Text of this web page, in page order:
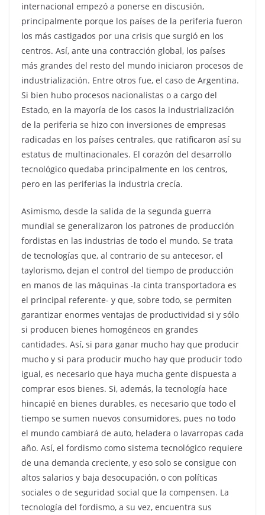
internacional empezó a ponerse en discusión,
principalmente porque los países de la periferia fueron
los más castigados por una crisis que surgió en los
centros. Así, ante una contracción global, los países
más grandes del resto del mundo iniciaron procesos de
industrialización. Entre otros fue, el caso de Argentina.
Si bien hubo procesos nacionalistas o a cargo del
Estado, en la mayoría de los casos la industrialización
de la periferia se hizo con inversiones de empresas
radicadas en los países centrales, que ratificaron así su
estatus de multinacionales. El corazón del desarrollo
tecnológico quedaba principalmente en los centros,
pero en las periferias la industria crecía.
Asimismo, desde la salida de la segunda guerra
mundial se generalizaron los patrones de producción
fordistas en las industrias de todo el mundo. Se trata
de tecnologías que, al contrario de su antecesor, el
taylorismo, dejan el control del tiempo de producción
en manos de las máquinas -la cinta transportadora es
el principal referente- y que, sobre todo, se permiten
garantizar enormes ventajas de productividad si y sólo
si producen bienes homogéneos en grandes
cantidades. Así, si para ganar mucho hay que producir
mucho y si para producir mucho hay que producir todo
igual, es necesario que haya mucha gente dispuesta a
comprar esos bienes. Si, además, la tecnología hace
hincapié en bienes durables, es necesario que todo el
tiempo se sumen nuevos consumidores, pues no todo
el mundo cambiará de auto, heladera o lavarropas cada
año. Así, el fordismo como sistema tecnológico requiere
de una demanda creciente, y eso solo se consigue con
altos salarios y baja desocupación, o con políticas
sociales o de seguridad social que la compensen. La
tecnología del fordismo, a su vez, encuentra sus